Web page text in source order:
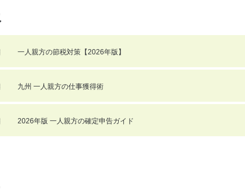
一人親方の節税対策【2026年版】
九州 一人親方の仕事獲得術
2026年版 一人親方の確定申告ガイド